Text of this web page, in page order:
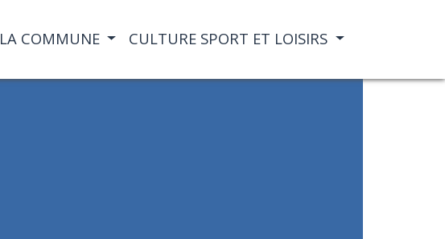
LA COMMUNE CULTURE SPORT ET LOISIRS